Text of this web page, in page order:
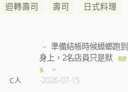
迴轉壽司
壽司 日式料理
C人
準備結帳時候蟑螂跑到
身上，2名店員只是默
看更
多
-2026-07-15